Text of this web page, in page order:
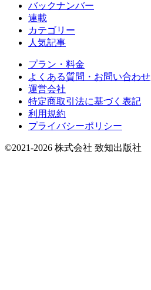
バックナンバー
連載
カテゴリー
人気記事
プラン・料金
よくある質問・お問い合わせ
運営会社
特定商取引法に基づく表記
利用規約
プライバシーポリシー
©2021-2026 株式会社 致知出版社